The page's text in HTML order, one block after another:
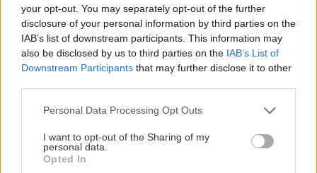
your opt-out. You may separately opt-out of the further
disclosure of your personal information by third parties on the
IAB’s list of downstream participants. This information may
also be disclosed by us to third parties on the IAB’s List of
Downstream Participants that may further disclose it to other
Please note that this website/app uses one or more Google
not limited to your visit or usage behaviour. You may click to
grant or deny consent to Google and its third-party tags to
use your data for below specified purposes in below Google
Personal Data Processing Opt Outs
I want to opt-out of the Sharing of my
personal data.
Opted In